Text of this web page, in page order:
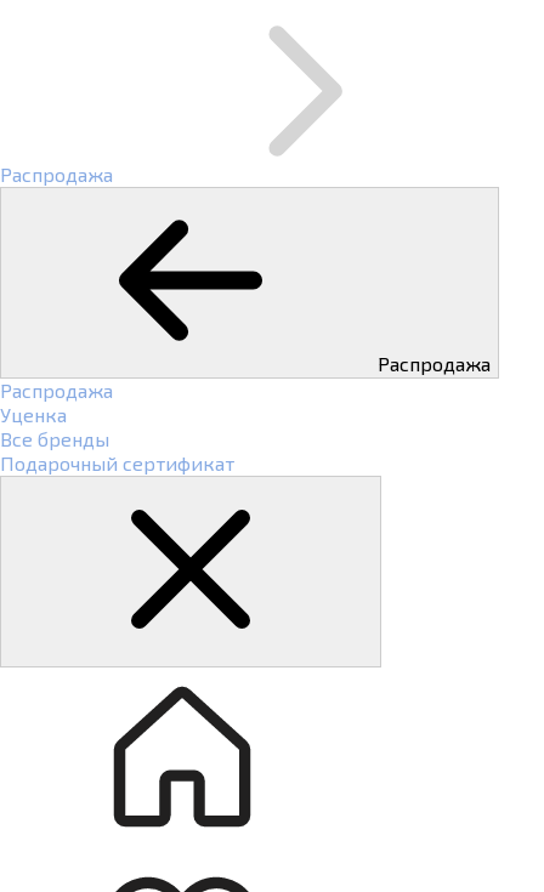
Распродажа
Распродажа
Распродажа
Уценка
Все бренды
Подарочный сертификат